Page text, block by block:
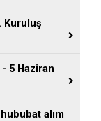
Kuruluş
- 5 Haziran
alım